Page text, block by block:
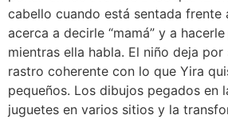
cabello cuando está sentada frente
acerca a decirle “mamá” y a
mientras ella habla. El niño deja por
rastro coherente con lo que Yira
pequeños. Los dibujos pegados en
juguetes en varios sitios y la